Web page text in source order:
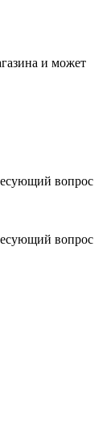
и может
вопрос
вопрос